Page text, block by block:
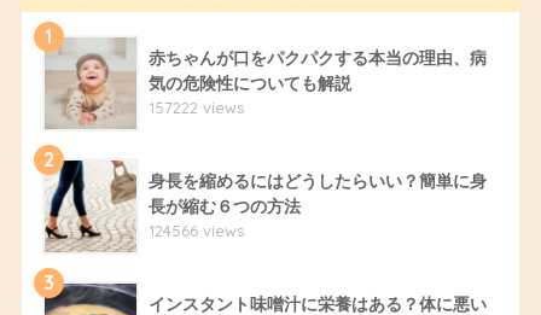
1
赤ちゃんが口をパクパクする本当の理由、病
気の危険性についても解説
157222 views
2
身長を縮めるにはどうしたらいい？簡単に身
長が縮む６つの方法
124566 views
3
インスタント味噌汁に栄養はある？体に悪い